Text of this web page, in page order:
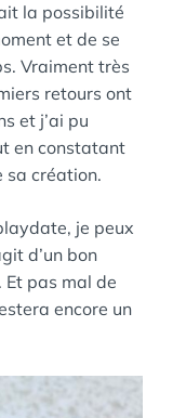
la possibilité
et de se
Vraiment très
retours ont
et j’ai pu
en constatant
sa création.
je peux
d’un bon
Et pas mal de
encore un